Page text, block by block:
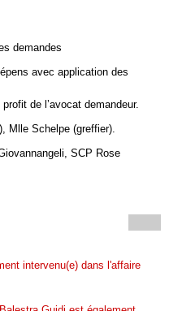
demandes
avec application des
de l’avocat demandeur.
Mlle Schelpe (greffier).
SCP Rose
intervenu(e) dans l'affaire